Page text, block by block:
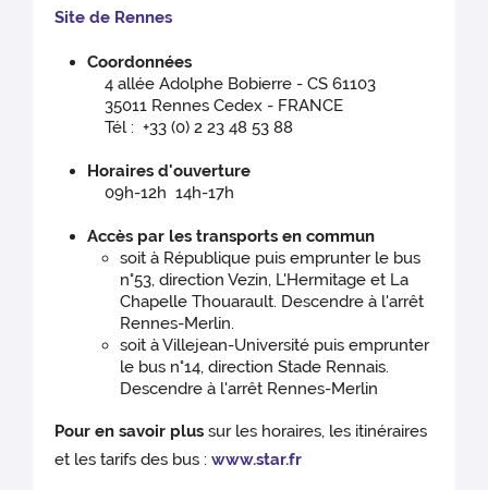
Site de Rennes
Coordonnées
4 allée Adolphe Bobierre - CS 61103
35011 Rennes Cedex - FRANCE
Tél : +33 (0) 2 23 48 53 88
Horaires d'ouverture
09h-12h 14h-17h
Accès par les transports en commun
soit à République puis emprunter le bus
n°53, direction Vezin, L'Hermitage et La
Chapelle Thouarault. Descendre à l'arrêt
Rennes-Merlin.
soit à Villejean-Université puis emprunter
le bus n°14, direction Stade Rennais.
Descendre à l'arrêt Rennes-Merlin
Pour en savoir plus sur les horaires, les itinéraires
et les tarifs des bus :www.star.fr